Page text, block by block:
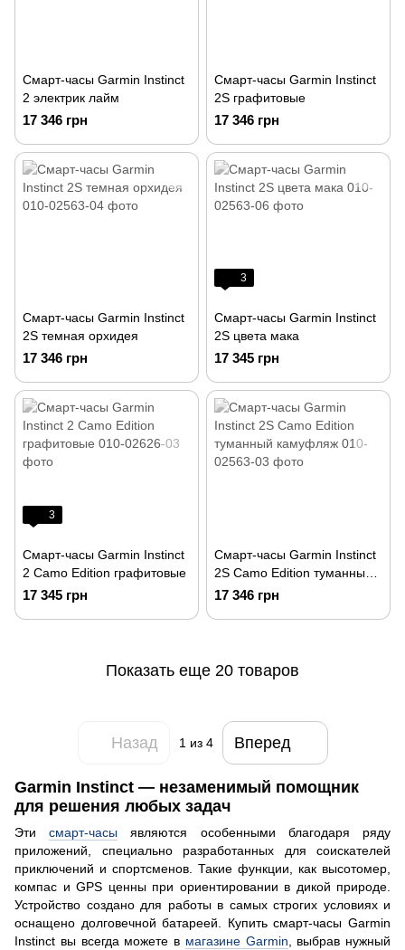
Смарт-часы Garmin Instinct
2 электрик лайм
17 346 грн
Смарт-часы Garmin Instinct
2S графитовые
17 346 грн
Смарт-часы Garmin Instinct
2S темная орхидея
17 346 грн
3
Смарт-часы Garmin Instinct
2S цвета мака
17 345 грн
3
Смарт-часы Garmin Instinct
2 Camo Edition графитовые
17 345 грн
Смарт-часы Garmin Instinct
2S Camo Edition туманный
камуфляж
17 346 грн
Показать еще 20 товаров
Назад 1 из 4 Вперед
Garmin Instinct ― незаменимый помощник
для решения любых задач
Этисмарт-часы являются особенными благодаря ряду
приложений, специально разработанных для соискателей
приключений и спортсменов. Такие функции, как высотомер,
компас и GPS ценны при ориентировании в дикой природе.
Устройство создано для работы в самых строгих условиях и
оснащено долговечной батареей. Купить смарт-часы Garmin
Instinct вы всегда можете в магазине Garmin, выбрав нужный